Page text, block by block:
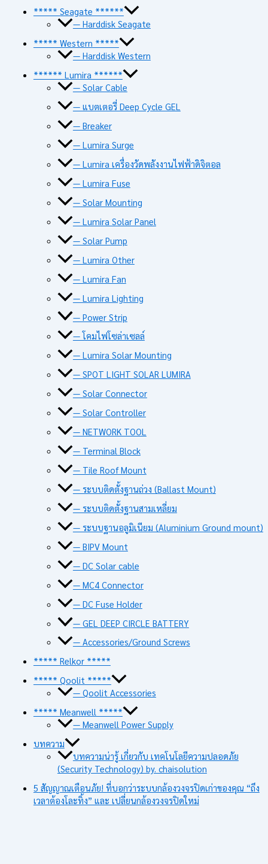
***** Seagate ******
— Harddisk Seagate
***** Western *****
— Harddisk Western
****** Lumira ******
— Solar Cable
— แบตเตอรี่ Deep Cycle GEL
— Breaker
— Lumira Surge
— Lumira เครื่องวัดพลังงานไฟฟ้าดิจิตอล
— Lumira Fuse
— Solar Mounting
— Lumira Solar Panel
— Solar Pump
— Lumira Other
— Lumira Fan
— Lumira Lighting
— Power Strip
— โคมไฟโซล่าเซลล์
— Lumira Solar Mounting
— SPOT LIGHT SOLAR LUMIRA
— Solar Connector
— Solar Controller
— NETWORK TOOL
— Terminal Block
— Tile Roof Mount
— ระบบติดตั้งฐานถ่วง (Ballast Mount)
— ระบบติดตั้งฐานสามเหลี่ยม
— ระบบฐานอลูมิเนียม (Aluminium Ground mount)
— BIPV Mount
— DC Solar cable
— MC4 Connector
— DC Fuse Holder
— GEL DEEP CIRCLE BATTERY
— Accessories/Ground Screws
***** Relkor *****
***** Qoolit *****
— Qoolit Accessories
***** Meanwell *****
— Meanwell Power Supply
บทความ
บทความน่ารู้ เกี่ยวกับ เทคโนโลยีความปลอดภัย
(Security Technology) by. chaisolution
5 สัญญาณเตือนภัย! ที่บอกว่าระบบกล้องวงจรปิดเก่าของคุณ “ถึง
เวลาต้องโละทิ้ง” และ เปลี่ยนกล้องวงจรปิดใหม่